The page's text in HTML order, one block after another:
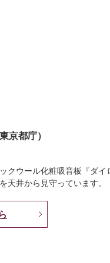
東京都庁）
クウール化粧吸音板『ダイ
天井から見守っています。